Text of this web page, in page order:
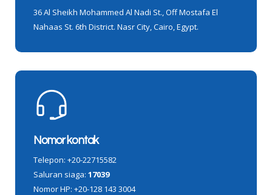
36 Al Sheikh Mohammed Al Nadi St., Off Mostafa El
Nahaas St. 6th District. Nasr City, Cairo, Egypt.
Nomor kontak
Telepon: +20-22715582
Saluran siaga: 17039
Nomor HP: +20-128 143 3004